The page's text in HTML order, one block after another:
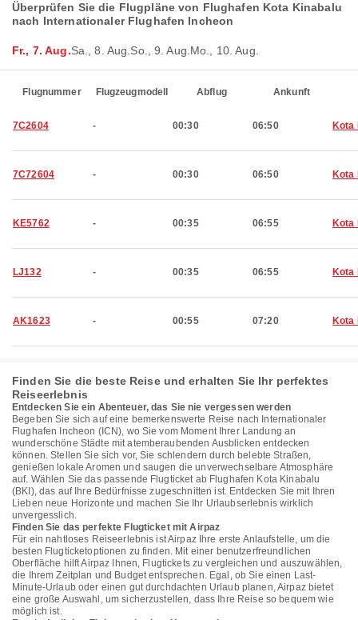
Überprüfen Sie die Flugpläne von Flughafen Kota Kinabalu
nach Internationaler Flughafen Incheon
Fr., 7. Aug.Sa., 8. Aug. So., 9. Aug. Mo., 10. Aug.
Flugnummer Flugzeugmodell Abflug Ankunft
7C2604 - 00:30 06:50 Kota
7C72604 - 00:30 06:50 Kota
KE5762 - 00:35 06:55 Kota
LJ132 - 00:35 06:55 Kota
AK1623 - 00:55 07:20 Kota
Finden Sie die beste Reise und erhalten Sie Ihr perfektes
Reiseerlebnis
Entdecken Sie ein Abenteuer, das Sie nie vergessen werden
Begeben Sie sich auf eine bemerkenswerte Reise nach Internationaler
Flughafen Incheon (ICN), wo Sie vom Moment Ihrer Landung an
wunderschöne Städte mit atemberaubenden Ausblicken entdecken
können. Stellen Sie sich vor, Sie schlendern durch belebte Straßen,
genießen lokale Aromen und saugen die unverwechselbare Atmosphäre
auf. Wählen Sie das passende Flugticket ab Flughafen Kota Kinabalu
(BKI), das auf Ihre Bedürfnisse zugeschnitten ist. Entdecken Sie mit Ihren
Lieben neue Horizonte und machen Sie Ihr Urlaubserlebnis wirklich
unvergesslich.
Finden Sie das perfekte Flugticket mit Airpaz
Für ein nahtloses Reiseerlebnis ist Airpaz Ihre erste Anlaufstelle, um die
besten Flugticketoptionen zu finden. Mit einer benutzerfreundlichen
Oberfläche hilft Airpaz Ihnen, Flugtickets zu vergleichen und auszuwählen,
die Ihrem Zeitplan und Budget entsprechen. Egal, ob Sie einen Last-
Minute-Urlaub oder einen gut durchdachten Urlaub planen, Airpaz bietet
eine große Auswahl, um sicherzustellen, dass Ihre Reise so bequem wie
möglich ist.